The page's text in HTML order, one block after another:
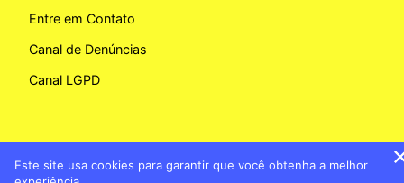
Entre em Contato
Canal de Denúncias
Canal LGPD
Este site usa cookies para garantir que você obtenha a melhor